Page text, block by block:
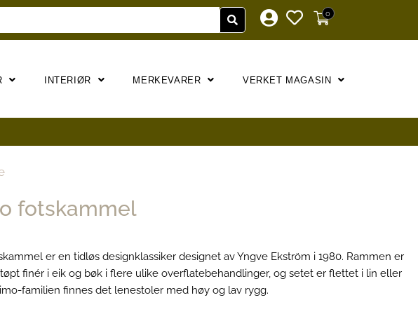
0
INTERIØR MERKEVARER VERKET MAGASIN
fotskammel
er en tidløs designklassiker designet av Yngve Ekström i 1980. Rammen er
finér i eik og bøk i flere ulike overflatebehandlinger, og setet er flettet i lin eller
familien finnes det lenestoler med høy og lav rygg.